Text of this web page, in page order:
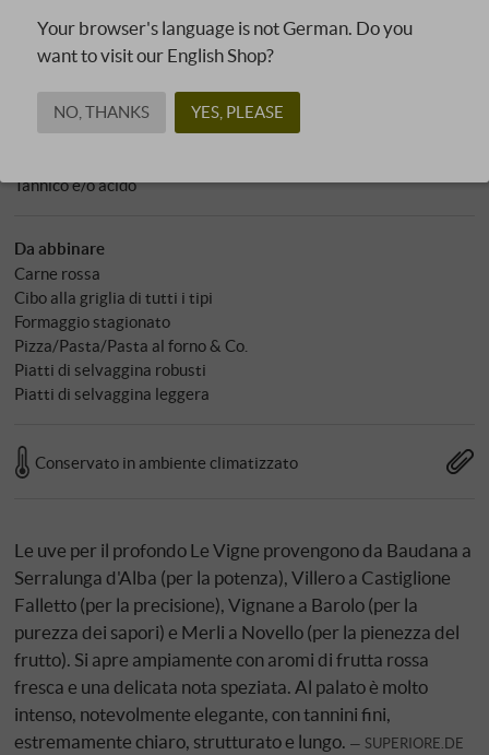
Valore ph: 3,38
contiene solfiti
Tannico e/o acido
Da abbinare
Carne rossa
Cibo alla griglia di tutti i tipi
Formaggio stagionato
Pizza/Pasta/Pasta al forno & Co.
Piatti di selvaggina robusti
Piatti di selvaggina leggera
Conservato in ambiente climatizzato
Le uve per il profondo Le Vigne provengono da Baudana a
Serralunga d'Alba (per la potenza), Villero a Castiglione
Falletto (per la precisione), Vignane a Barolo (per la
purezza dei sapori) e Merli a Novello (per la pienezza del
frutto). Si apre ampiamente con aromi di frutta rossa
fresca e una delicata nota speziata. Al palato è molto
intenso, notevolmente elegante, con tannini fini,
estremamente chiaro, strutturato e lungo.
SUPERIORE.DE
Your browser's language is not German. Do you
want to visit our English Shop?
NO, THANKS YES, PLEASE